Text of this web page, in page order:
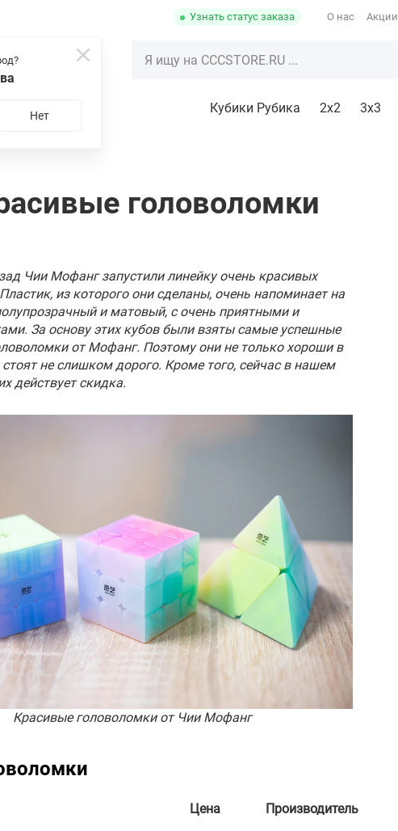
Нет
Узнать статус заказа О нас Акции
КАТАЛОГ
Кубики Рубика 2x2 3х3
головоломки
Чии Мофанг запустили линейку очень красивых
из которого они сделаны, очень напоминает на
и матовый, с очень приятными и
За основу этих кубов были взяты самые успешные
от Мофанг. Поэтому они не только хороши в
стоят не слишком дорого. Кроме того, сейчас в нашем
действует скидка.
Красивые головоломки от Чии Мофанг
Цена Производитель